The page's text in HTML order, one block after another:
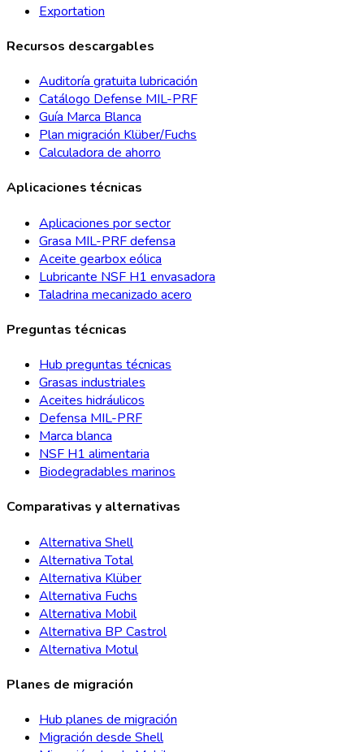
Exportation
Recursos descargables
Auditoría gratuita lubricación
Catálogo Defense MIL-PRF
Guía Marca Blanca
Plan migración Klüber/Fuchs
Calculadora de ahorro
Aplicaciones técnicas
Aplicaciones por sector
Grasa MIL-PRF defensa
Aceite gearbox eólica
Lubricante NSF H1 envasadora
Taladrina mecanizado acero
Preguntas técnicas
Hub preguntas técnicas
Grasas industriales
Aceites hidráulicos
Defensa MIL-PRF
Marca blanca
NSF H1 alimentaria
Biodegradables marinos
Comparativas y alternativas
Alternativa Shell
Alternativa Total
Alternativa Klüber
Alternativa Fuchs
Alternativa Mobil
Alternativa BP Castrol
Alternativa Motul
Planes de migración
Hub planes de migración
Migración desde Shell